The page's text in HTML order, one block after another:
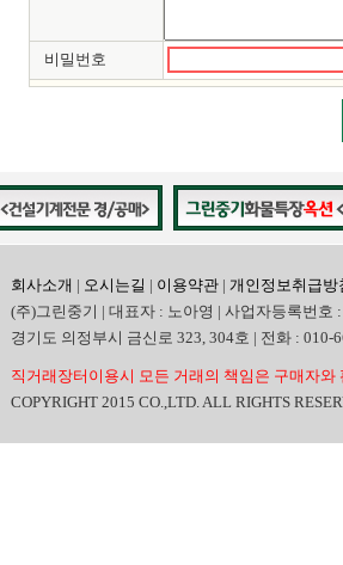
비밀번호
회사소개 | 오시는길 | 이용약관 | 개인정보취급방
(주)그린중기 | 대표자 : 노아영 | 사업자등록번호
경기도 의정부시 금신로 323, 304호 | 전화 :
직거래장터이용시 모든 거래의 책임은 구매자
COPYRIGHT 2015 CO.,LTD. ALL RIGHTS